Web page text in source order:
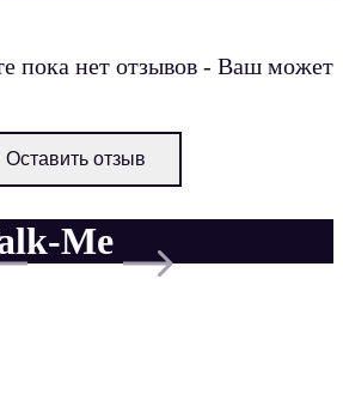
пока нет отзывов - Ваш может
Оставить отзыв
Me